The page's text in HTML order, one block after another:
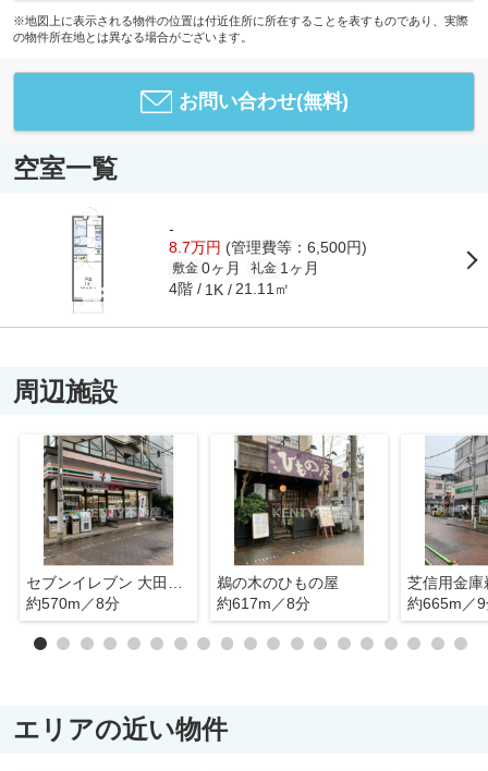
※地図上に表示される物件の位置は付近住所に所在することを表すものであり、実際
の物件所在地とは異なる場合がございます。
お問い合わせ(無料)
空室一覧
-
8.7万円 (管理費等：6,500円)
敷金 0ヶ月 礼金 1ヶ月
4階 1K 21.11㎡
周辺施設
約570m／8分
鵜の木のひもの屋
約617m／8分
芝信用金庫
約665m／
エリアの近い物件